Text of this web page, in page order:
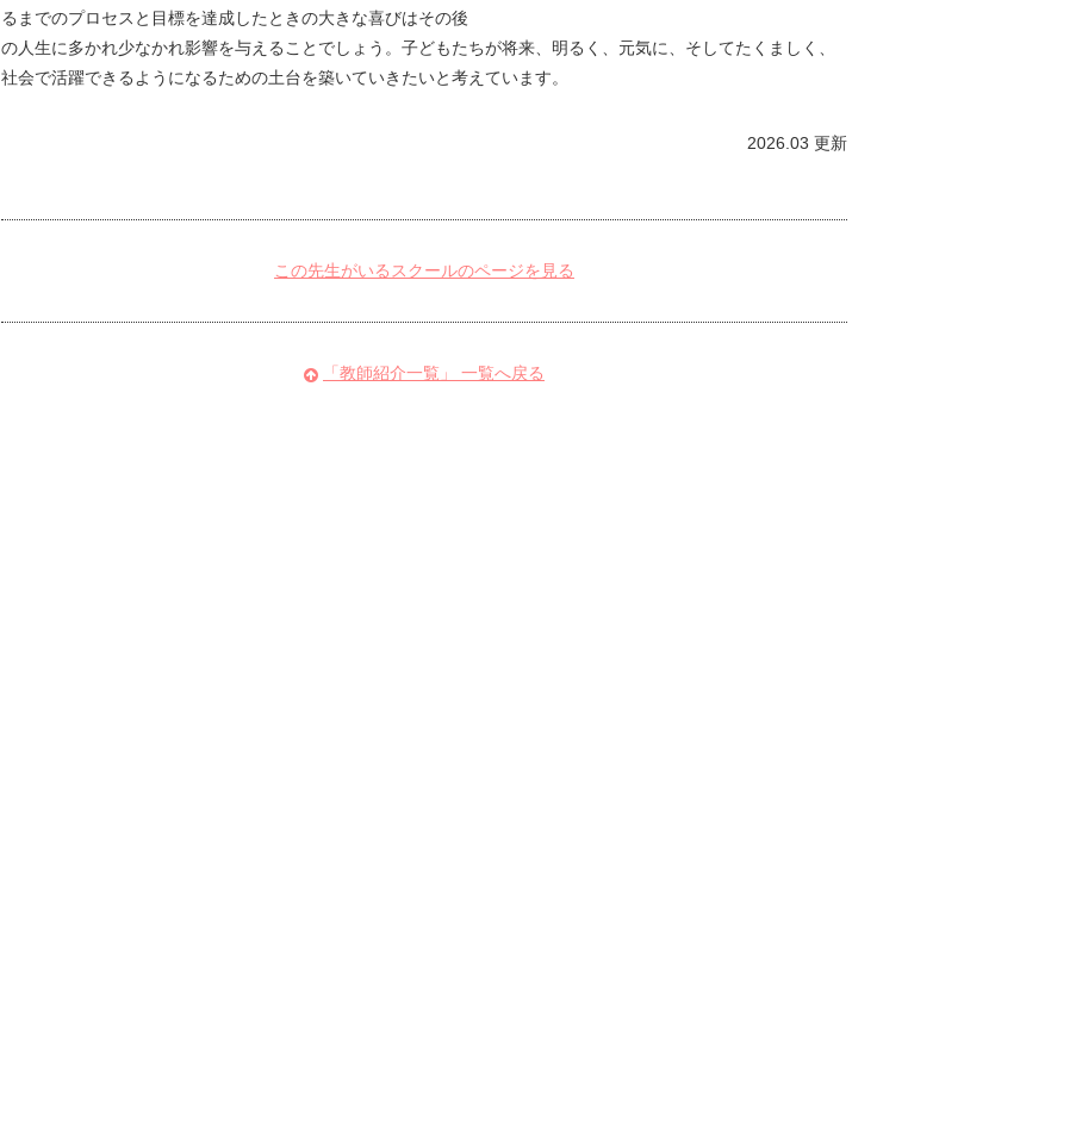
るまでのプロセスと目標を達成したときの大きな喜びはその後
の人生に多かれ少なかれ影響を与えることでしょう。子どもたちが将来、明るく、元気に、そしてたくましく、
社会で活躍できるようになるための土台を築いていきたいと考えています。
2026.03 更新
この先生がいるスクールのページを見る
「教師紹介一覧」 一覧へ戻る